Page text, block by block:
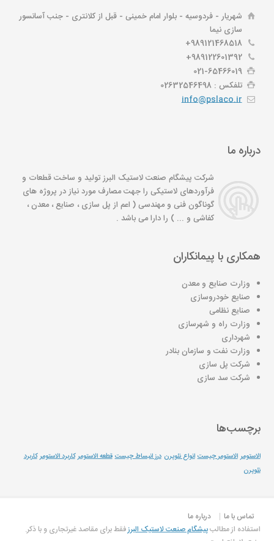
شهریار - فردوسیه - بلوار امام خمینی - قبل از کلانتری - جنب آسانسور
سازی نیما
989121468518+
989122601392+
021-65466019
تلفکس : 02632546498
info@pslaco.ir
درباره ما
شرکت پیشگام صنعت لاستیک البرز تولید و ساخت قطعات و
فرآوردهای لاستیکی را جهت مصارف مورد نیاز در پروژه های
گوناگون فنی و مهندسی ( اعم از پل سازی ، صنایع ، معدن ،
کفاشی و ... ) را دارا می باشد .
همکاری با پیمانکاران
وزارت صنایع و معدن
صنایع خودروسازی
صنایع نظامی
وزارت راه و شهرسازی
شهرداری
وزارت نفت و سازمان بنادر
شرکت پل سازی
شرکت سد سازی
برچسب‌ها
الاستومر الاستومر چیست انواع نئوپرن درز انبساط چیست قطعه الاستومر کاربرد الاستومر کاربرد
نئوپرن
درباره ما
تماس با ما
.استفاده از مطالبپیشگام صنعت لاستیک البرزفقط برای مقاصد غیرتجاری و با ذکر